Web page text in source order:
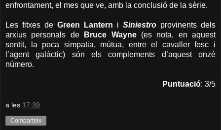
enfrontament, el mes que ve, amb la conclusió de la sèrie.
Les fitxes de Green Lantern i Siniestro provinents dels
arxius personals de
Bruce Wayne(es nota, en aquest
sentit, la poca simpatia, mútua, entre el cavaller fosc i
l’agent galàctic) són els complements d’aquest onzè
número.
Puntuació: 3/5
a les 17:39
Comparteix